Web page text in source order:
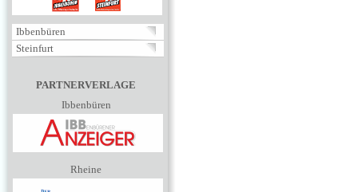
Ibbenbüren
Steinfurt
PARTNERVERLAGE
Ibbenbüren
Rheine